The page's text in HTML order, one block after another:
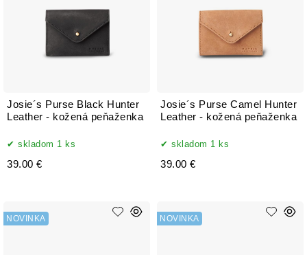
Josie´s Purse Black Hunter
Leather - kožená peňaženka
skladom 1 ks
39.00 €
Josie´s Purse Camel Hunter
Leather - kožená peňaženka
skladom 1 ks
39.00 €
NOVINKA NOVINKA